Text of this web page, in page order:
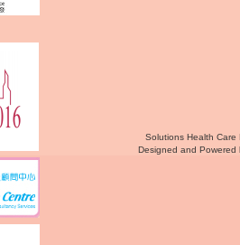
Solutions Health Care
Designed and